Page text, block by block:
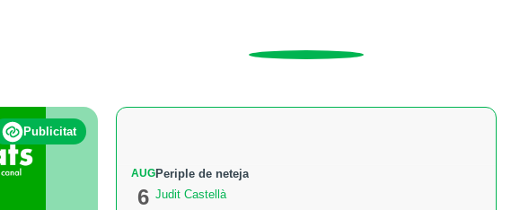
Publicitat
AUG
6
Periple de neteja
Judit Castellà